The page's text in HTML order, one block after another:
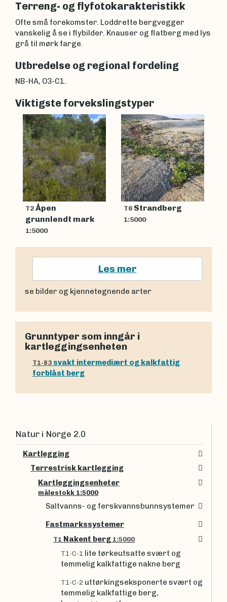
Terreng- og flyfotokarakteristikk
Ofte små forekomster. Loddrette bergvegger
vanskelig å se i flybilder. Knauser og flatberg med lys
grå til mørk farge.
Utbredelse og regional fordeling
NB-HA, O3-C1.
Viktigste forvekslingstyper
T2Åpen
grunnlendt mark
1:5000
T6 Strandberg
1:5000
Les mer
se bilder og kjennetegnende arter
Grunntyper som inngår i
kartleggingsenheten
T1-83 svakt intermediært og kalkfattig
forblåst berg
Natur i Norge 2.0
Kartlegging
Terrestrisk kartlegging
Kartleggingsenheter
målestokk 1:5000
Saltvanns- og ferskvannsbunnsystemer
Fastmarkssystemer
T1 Nakent berg 1:5000
T1-C-1 lite tørkeutsatte svært og
temmelig kalkfattige nakne berg
T1-C-2 uttørkingseksponerte svært og
temmelig kalkfattige berg,